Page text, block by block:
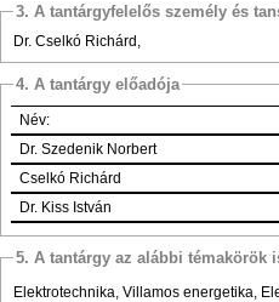
3. A tantárgyfelelős személy és
Dr. Cselkó Richárd,
4. A tantárgy előadója
Név:
Dr. Szedenik Norbert
Cselkó Richárd
Dr. Kiss István
5. A tantárgy az alábbi témakörök
Elektrotechnika, Villamos energetika,